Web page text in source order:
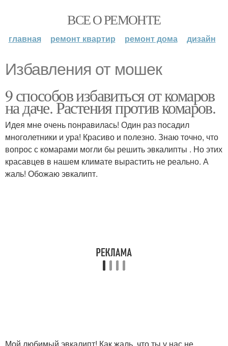
ВСЕ О РЕМОНТЕ
главная ремонт квартир ремонт дома дизайн
Избавления от мошек
9 способов избавиться от комаров
на даче. Растения против комаров.
Идея мне очень понравилась! Один раз посадил
многолетники и ура! Красиво и полезно. Знаю точно, что
вопрос с комарами могли бы решить эвкалипты . Но этих
красавцев в нашем климате вырастить не реально. А
жаль! Обожаю эвкалипт.